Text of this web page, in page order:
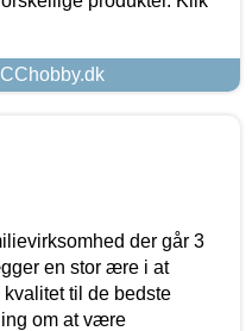
der går 3
en stor ære i at
til de bedste
om at være